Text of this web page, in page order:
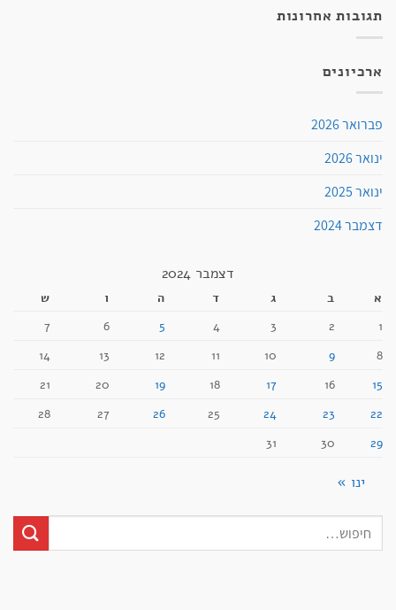
תגובות אחרונות
ארכיונים
פברואר 2026
ינואר 2026
ינואר 2025
דצמבר 2024
דצמבר 2024
א ב ג ד ה ו
ש
1
2
3
4
5
6
7
8
9
10
11
12
13
14
15
16
17
18
19
20
21
22
23
24
25
26
27
28
29
30
31
ינו »